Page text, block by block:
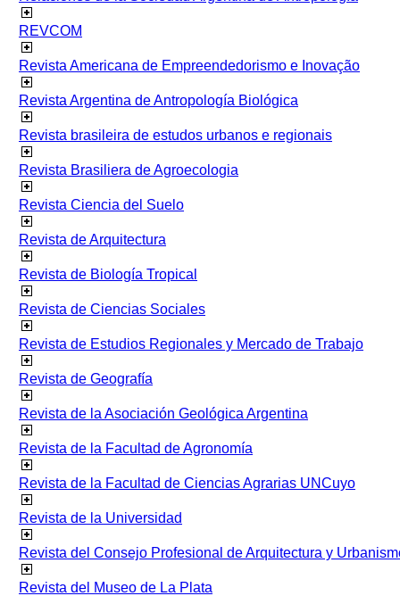
REVCOM
Revista Americana de Empreendedorismo e Inovação
Revista Argentina de Antropología Biológica
Revista brasileira de estudos urbanos e regionais
Revista Brasiliera de Agroecologia
Revista Ciencia del Suelo
Revista de Arquitectura
Revista de Biología Tropical
Revista de Ciencias Sociales
Revista de Estudios Regionales y Mercado de Trabajo
Revista de Geografía
Revista de la Asociación Geológica Argentina
Revista de la Facultad de Agronomía
Revista de la Facultad de Ciencias Agrarias UNCuyo
Revista de la Universidad
Revista del Consejo Profesional de Arquitectura y
Revista del Museo de La Plata